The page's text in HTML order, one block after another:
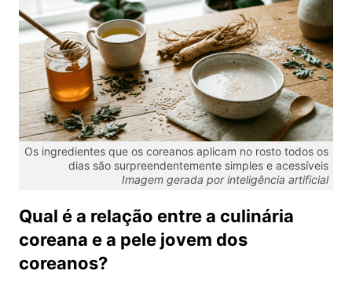
Os ingredientes que os coreanos aplicam no rosto todos os
dias são surpreendentemente simples e acessíveis
Imagem gerada por inteligência artificial
Qual é a relação entre a culinária
coreana e a pele jovem dos
coreanos?